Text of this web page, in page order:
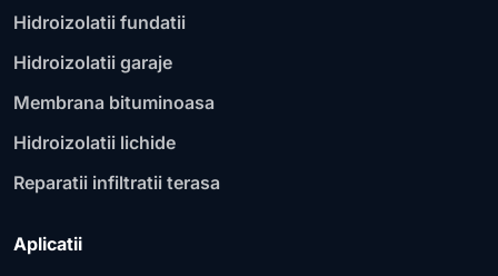
Hidroizolatii fundatii
Hidroizolatii garaje
Membrana bituminoasa
Hidroizolatii lichide
Reparatii infiltratii terasa
Aplicatii